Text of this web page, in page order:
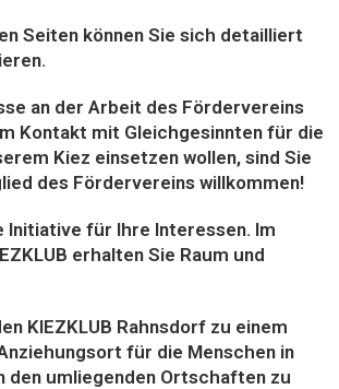
Seiten können Sie sich detailliert
an der Arbeit des Fördervereins
Kontakt mit Gleichgesinnten für die
Kiez einsetzen wollen, sind Sie
des Fördervereins willkommen!
Initiative für Ihre Interessen. Im
erhalten Sie Raum und
KIEZKLUB Rahnsdorf zu einem
für die Menschen in
den umliegenden Ortschaften zu